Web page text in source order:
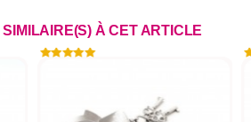
SIMILAIRE(S) À CET ARTICLE